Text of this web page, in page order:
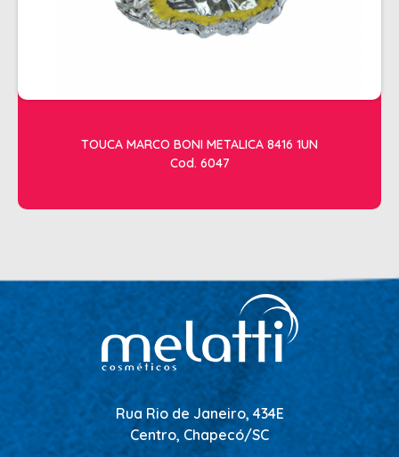
TOUCA MARCO BONI METALICA 8416 1UN
Cod. 6047
Rua Rio de Janeiro, 434E
Centro, Chapecó/SC